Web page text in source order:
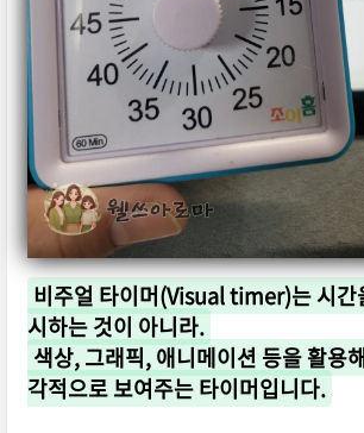
비주얼 타이머(Visual timer)는 시간
시하는 것이 아니라.
색상, 그래픽, 애니메이션 등을 활용
각적으로 보여주는 타이머입니다.